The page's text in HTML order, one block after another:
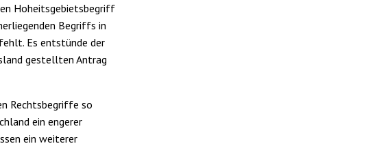
Hoheitsgebietsbegriff
Begriffs in
Es entstünde der
gestellten Antrag
Rechtsbegriffe so
ein engerer
ein weiterer